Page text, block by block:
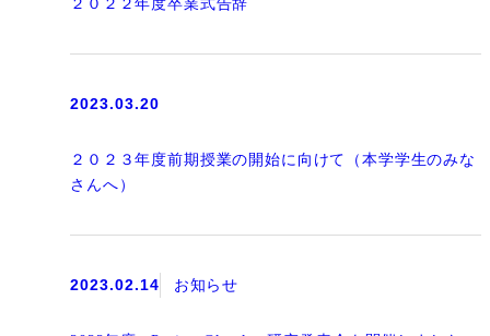
２０２２年度卒業式告辞
2023.03.20
２０２３年度前期授業の開始に向けて（本学学生のみな
さんへ）
2023.02.14 お知らせ